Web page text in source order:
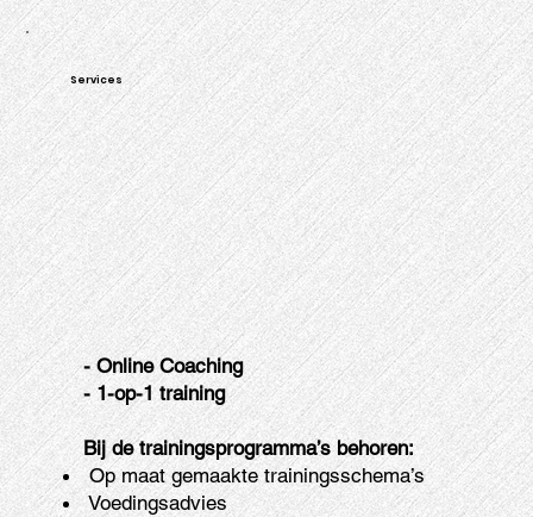
- Online Coaching
- 1-op-1 training
Bij de trainingsprogramma’s behoren:
Op maat gemaakte trainingsschema’s
Voedingsadvies
Services